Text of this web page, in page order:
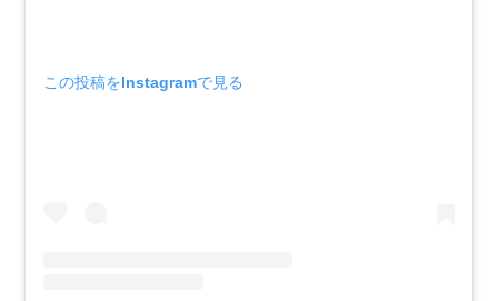
この投稿をInstagramで見る